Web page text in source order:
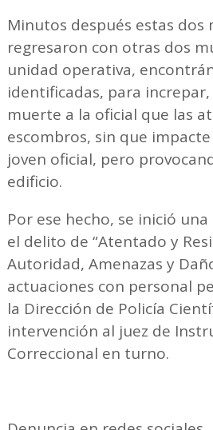
Minutos después estas dos
regresaron con otras dos
unidad operativa,
identificadas, para
muerte a la oficial que las
escombros, sin que
joven oficial, pero
edificio.
Por ese hecho, se inició
el delito de “Atentado y
Autoridad, Amenazas y
actuaciones con personal
la Dirección de Policía
intervención al juez de
Correccional en turno.